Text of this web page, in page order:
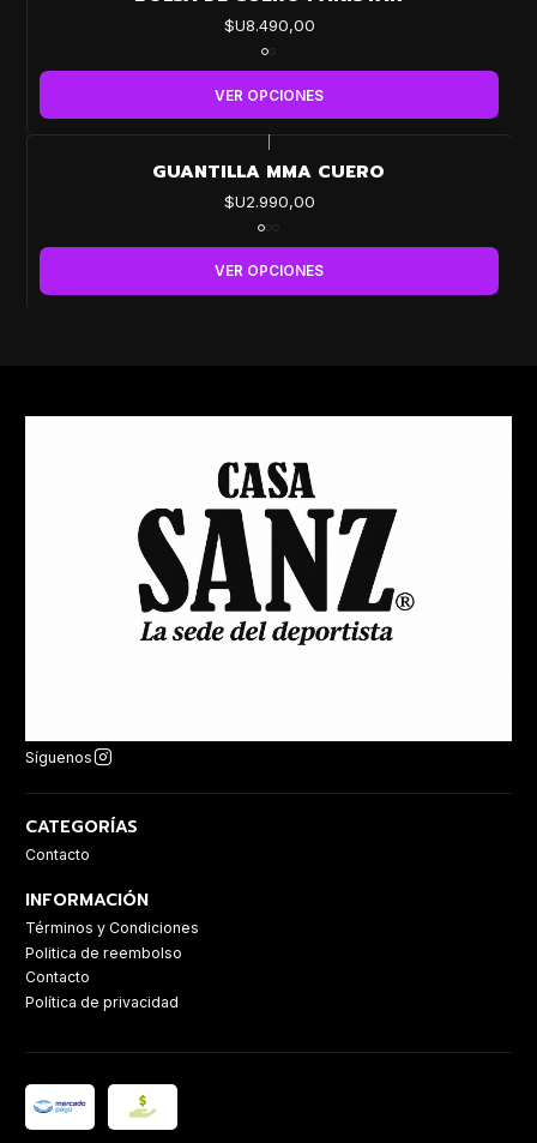
$U8.490,00
VER OPCIONES
GUANTILLA MMA CUERO
$U2.990,00
VER OPCIONES
Síguenos
CATEGORÍAS
Contacto
INFORMACIÓN
Términos y Condiciones
Politica de reembolso
Contacto
Política de privacidad